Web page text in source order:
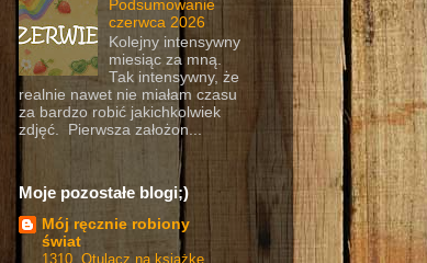
Podsumowanie
czerwca 2026
Kolejny intensywny
miesiąc za mną.
Tak intensywny, że
realnie nawet nie miałam czasu
za bardzo robić jakichkolwiek
zdjęć. Pierwsza założon...
Moje pozostałe blogi;)
Mój ręcznie robiony
świat
1310. Otulacz na książkę